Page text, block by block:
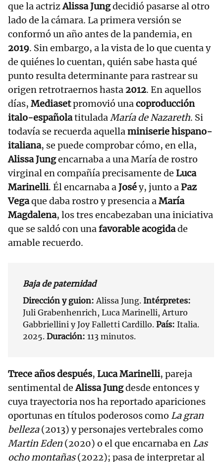
que la actrizAlissa Jungdecidió pasarse al otro
lado de la cámara. La primera versión se
conformó un año antes de la pandemia, en
2019. Sin embargo, a la vista de lo que cuenta y
de quiénes lo cuentan, quién sabe hasta qué
punto resulta determinante para rastrear su
origen retrotraernos hasta 2012. En aquellos
días, Mediasetpromovió unacoproducción
italo-españolatituladaMaría de Nazareth. Si
todavía se recuerda aquellaminiserie hispano-
italiana, se puede comprobar cómo, en ella,
Alissa Jungencarnaba a una María de rostro
virginal en compañía precisamente de Luca
Marinelli. Él encarnaba aJoséy, junto aPaz
Vegaque daba rostro y presencia aMaría
Magdalena, los tres encabezaban una iniciativa
que se saldó con unafavorable acogidade
amable recuerdo.
Baja de paternidad
Dirección y guion: Alissa Jung. Intérpretes:
Juli Grabenhenrich, Luca Marinelli, Arturo
Gabbriellini y Joy Falletti Cardillo. País: Italia.
2025. Duración: 113 minutos.
Trece años después, Luca Marinelli, pareja
sentimental deAlissa Jungdesde entonces y
cuya trayectoria nos ha reportado apariciones
oportunas en títulos poderosos como La gran
belleza(2013) y personajes vertebrales como
Martin Eden (2020) o el que encarnaba en Las
ocho montañas(2022); pasa de interpretar al